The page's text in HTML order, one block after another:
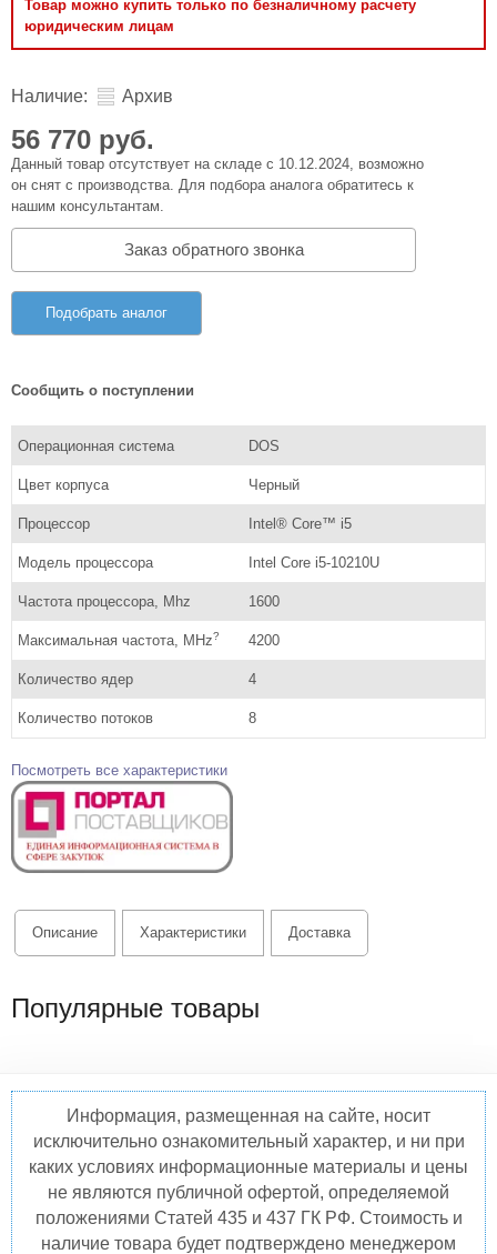
Товар можно купить только по безналичному расчету
юридическим лицам
Наличие: Архив
56 770 руб.
Данный товар отсутствует на складе с 10.12.2024, возможно
он снят с производства. Для подбора аналога обратитесь к
нашим консультантам.
Заказ обратного звонка
Подобрать аналог
Сообщить о поступлении
Операционная система DOS
Цвет корпуса Черный
Процессор Intel® Core™ i5
Модель процессора Intel Core i5-10210U
Частота процессора, Mhz 1600
Максимальная частота, MHz? 4200
Количество ядер 4
Количество потоков 8
Посмотреть все характеристики
Описание Характеристики Доставка
Популярные товары
Информация, размещенная на сайте, носит
исключительно ознакомительный характер, и ни при
каких условиях информационные материалы и цены
не являются публичной офертой, определяемой
положениями Статей 435 и 437 ГК РФ. Стоимость и
наличие товара будет подтверждено менеджером